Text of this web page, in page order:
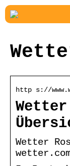
http s://
Wetter